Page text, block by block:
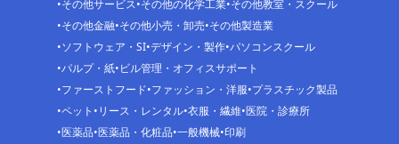
その他サービス その他の化学工業 その他教室・スクール
その他金融 その他小売・卸売 その他製造業
ソフトウェア・SI デザイン・製作 パソコンスクール
パルプ・紙 ビル管理・オフィスサポート
ファーストフード ファッション・洋服 プラスチック製品
ペット リース・レンタル 衣服・繊維 医院・診療所
医薬品 医薬品・化粧品 一般機械 印刷